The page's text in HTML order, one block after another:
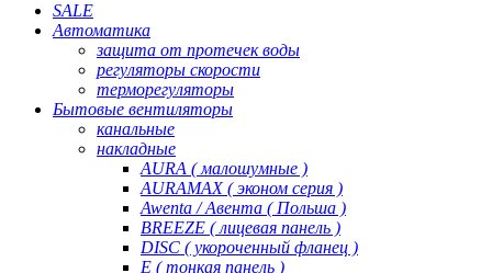
SALE
Автоматика
защита от протечек воды
регуляторы скорости
терморегуляторы
Бытовые вентиляторы
канальные
накладные
AURA ( малошумные )
AURAMAX ( эконом серия )
Awenta / Авента ( Польша )
BREEZE ( лицевая панель )
DISC ( укороченный фланец )
E ( тонкая панель )